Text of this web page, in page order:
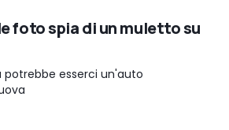
foto spia di un muletto su
potrebbe esserci un'auto